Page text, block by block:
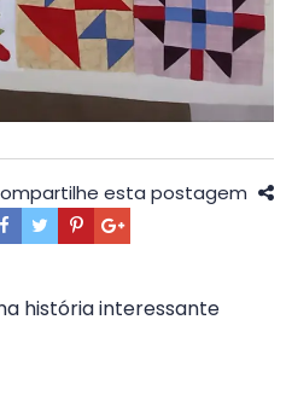
esta postagem
história interessante